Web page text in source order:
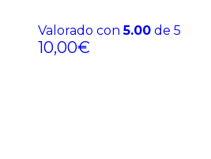
Valorado con5.00 de 5
10,00€